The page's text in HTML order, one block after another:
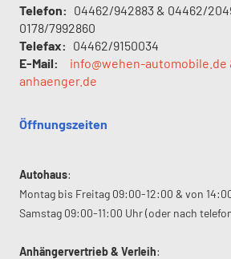
Telefon: 04462/942883 & 04462/
0178/7992860
Telefax: 04462/9150034
E-Mail:
info@wehen-automobile.de
anhaenger.de
Öffnungszeiten
Autohaus:
Montag bis Freitag 09:00-12:00 & von
Samstag 09:00-11:00 Uhr (oder nach
Anhängervertrieb & Verleih: